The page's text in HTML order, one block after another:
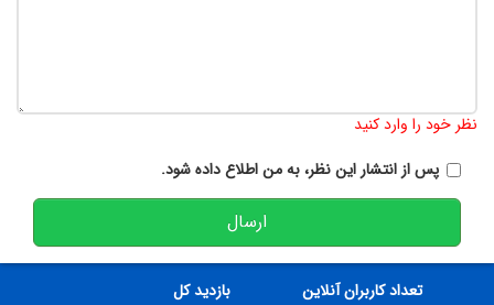
نظر خود را وارد کنید
پس از انتشار این نظر، به من اطلاع داده شود.
ارسال
تعداد کاربران آنلاین
بازدید کل